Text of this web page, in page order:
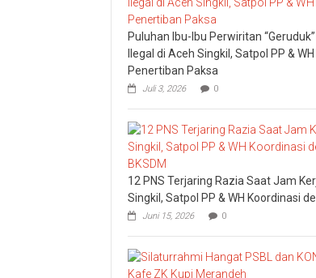
Puluhan Ibu-Ibu Perwiritan
Ilegal di Aceh Singkil, Satpol PP &
Penertiban Paksa
Juli 3, 2026 0
12 PNS Terjaring Razia Saat Jam
Singkil, Satpol PP & WH Koordinasi
Juni 15, 2026 0